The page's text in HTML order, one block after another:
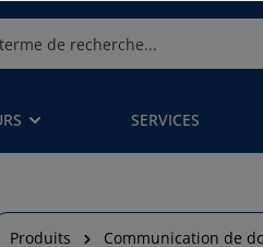
SERVICES
Produits Communication de